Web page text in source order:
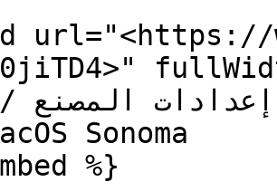
url="<https://
%}